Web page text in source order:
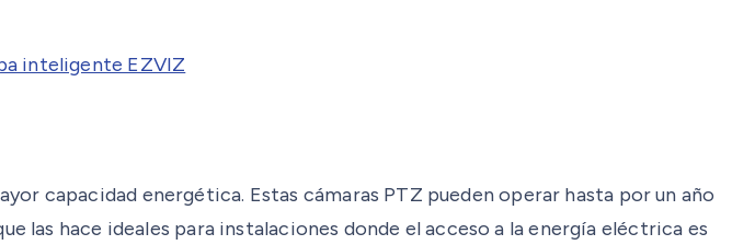
inteligente EZVIZ
capacidad energética. Estas cámaras PTZ pueden operar hasta por un año
las hace ideales para instalaciones donde el acceso a la energía eléctrica es